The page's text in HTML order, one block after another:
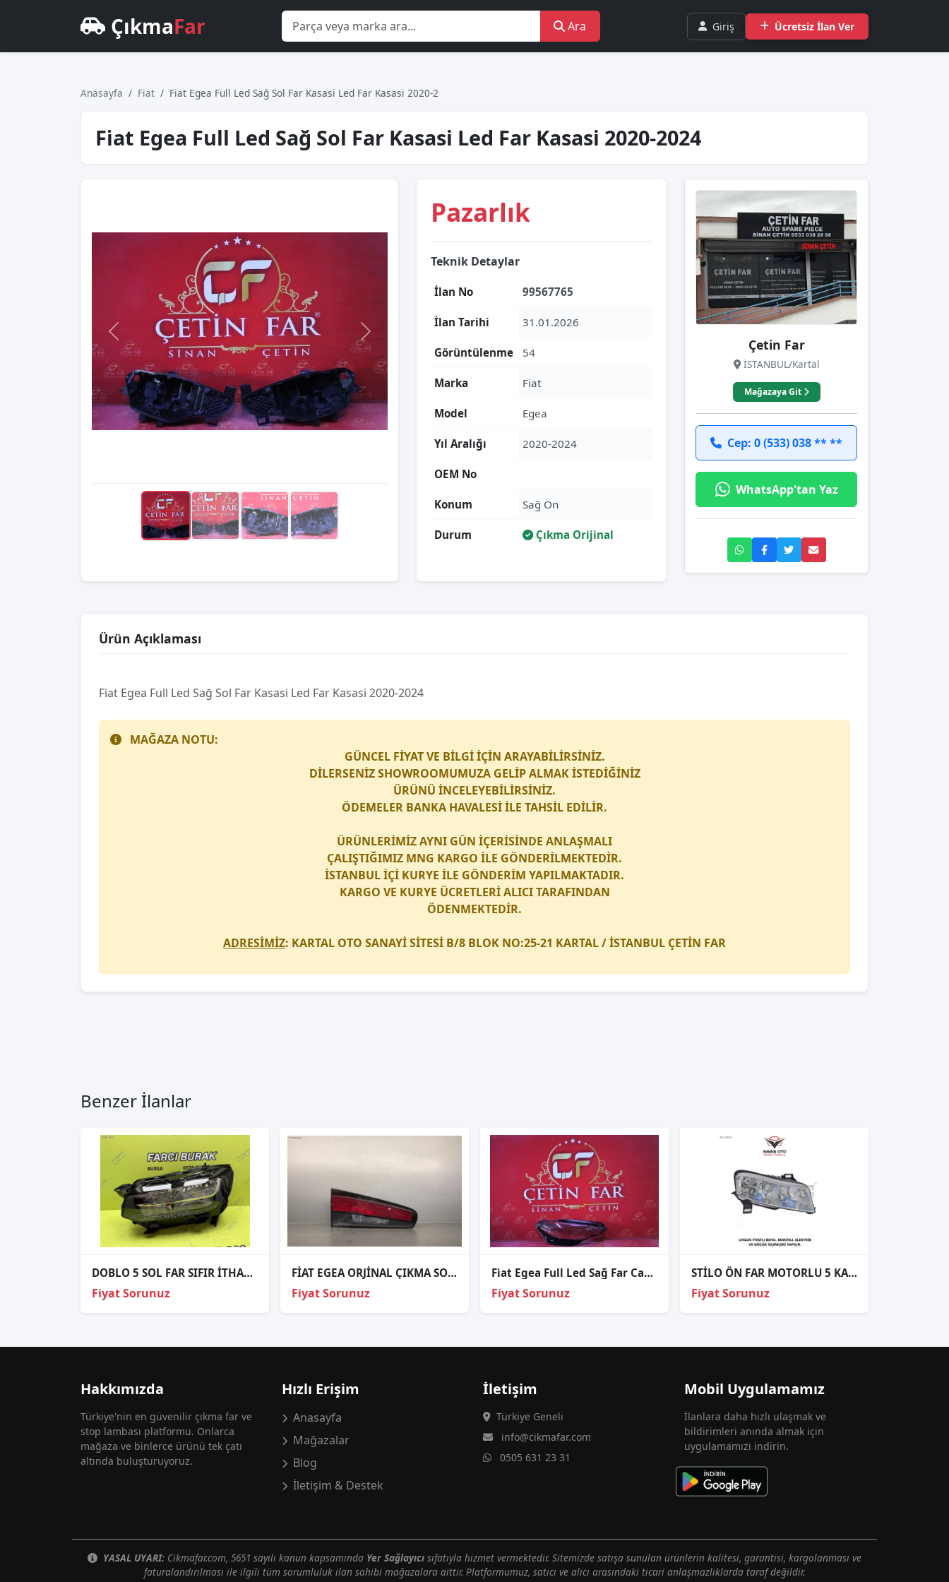
ÇıkmaFar Ara Giriş Ücretsiz İlan Ver
Anasayfa Fiat Fi̇at Egea Full Led Sağ Sol Far Kasasi Led Far Kasasi 2020-2
Fi̇at Egea Full Led Sağ Sol Far Kasasi Led Far Kasasi 2020-2024
Pazarlık
Teknik Detaylar
İlan No 99567765
İlan Tarihi 31.01.2026
Görüntülenme 54
Marka Fiat
Model Egea
Yıl Aralığı 2020-2024
OEM No
Konum Sağ Ön
Durum Çıkma Orijinal
Çetin Far
İSTANBUL/Kartal
Mağazaya Git
Cep: 0 (533) 038 ** **
WhatsApp'tan Yaz
Ürün Açıklaması
Fi̇at Egea Full Led Sağ Sol Far Kasasi Led Far Kasasi 2020-2024
MAĞAZA NOTU:
GÜNCEL FİYAT VE BİLGİ İÇİN ARAYABİLİRSİNİZ.
DİLERSENİZ SHOWROOMUMUZA GELİP ALMAK İSTEDİĞİNİZ
ÜRÜNÜ İNCELEYEBİLİRSİNİZ.
ÖDEMELER BANKA HAVALESİ İLE TAHSİL EDİLİR.
ÜRÜNLERİMİZ AYNI GÜN İÇERİSİNDE ANLAŞMALI
ÇALIŞTIĞIMIZ MNG KARGO İLE GÖNDERİLMEKTEDİR.
İSTANBUL İÇİ KURYE İLE GÖNDERİM YAPILMAKTADIR.
KARGO VE KURYE ÜCRETLERİ ALICI TARAFINDAN
ÖDENMEKTEDİR.
ADRESİMİZ: KARTAL OTO SANAYİ SİTESİ B/8 BLOK NO:25-21 KARTAL / İSTANBUL ÇETİN FAR
Benzer İlanlar
DOBLO 5 SOL FAR SIFIR İTHAL HALOJEN 2023- 9864534980
Fiyat Sorunuz
FİAT EGEA ORJİNAL ÇIKMA SOL İÇ STOP ( LEDSİZ )
Fiyat Sorunuz
Fi̇at Egea Full Led Sağ Far Cami 2020-2024
Fiyat Sorunuz
STİLO ÖN FAR MOTORLU 5 KAPI SAĞ SOL 2001 2002 VE ÜZERİ / TAİWAN
Fiyat Sorunuz
Hakkımızda
Türkiye'nin en güvenilir çıkma far ve
stop lambası platformu. Onlarca
mağaza ve binlerce ürünü tek çatı
altında buluşturuyoruz.
Hızlı Erişim
Anasayfa
Mağazalar
Blog
İletişim & Destek
İletişim
Türkiye Geneli
info@cikmafar.com
0505 631 23 31
Mobil Uygulamamız
İlanlara daha hızlı ulaşmak ve
bildirimleri anında almak için
uygulamamızı indirin.
YASAL UYARI: Cikmafar.com, 5651 sayılı kanun kapsamında Yer Sağlayıcı sıfatıyla hizmet vermektedir. Sitemizde satışa sunulan ürünlerin kalitesi, garantisi, kargolanması ve
faturalandırılması ile ilgili tüm sorumluluk ilan sahibi mağazalara aittir. Platformumuz, satıcı ve alıcı arasındaki ticari anlaşmazlıklarda taraf değildir.